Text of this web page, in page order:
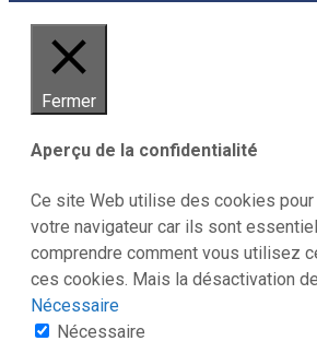
Fermer
Aperçu de la confidentialité
Ce site Web utilise des cookies
votre navigateur car ils sont
comprendre comment vous utilisez
ces cookies. Mais la désactivation
Nécessaire
Nécessaire